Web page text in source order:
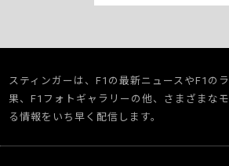
スティンガーは、F1の最新ニュースやF1の
果、F1フォトギャラリーの他、さまざまな
る情報をいち早く配信します。